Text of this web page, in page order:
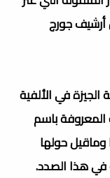
أرشيف جورج
الجيزة في الألفية
باسم
حولها
في هذا الصدد.